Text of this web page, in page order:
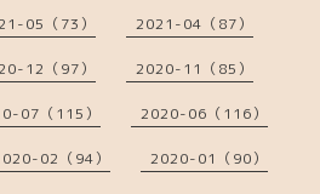
05（73） 2021-04（87）
12（97） 2020-11（85）
07（115） 2020-06（116）
02（94） 2020-01（90）